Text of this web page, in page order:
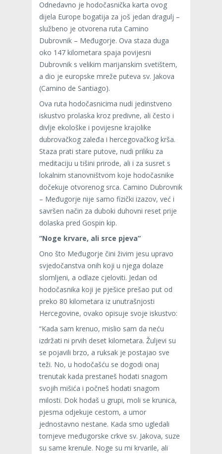
Odnedavno je hodočasnička karta ovog
dijela Europe bogatija za još jedan dragulj –
službeno je otvorena ruta Camino
Dubrovnik – Međugorje. Ova staza duga
oko 147 kilometara spaja povijesni
Dubrovnik s velikim marijanskim svetištem,
a dio je europske mreže puteva sv. Jakova
(Camino de Santiago).
Ova ruta hodočasnicima nudi jedinstveno
iskustvo prolaska kroz predivne, ali često i
divlje ekološke i povijesne krajolike
dubrovačkog zaleđa i hercegovačkog krša.
Staza prati stare putove, nudi priliku za
meditaciju u tišini prirode, ali i za susret s
lokalnim stanovništvom koje hodočasnike
dočekuje otvorenog srca. Camino Dubrovnik
– Međugorje nije samo fizički izazov, već i
savršen način za duboki duhovni reset prije
dolaska pred Gospin kip.
“Noge krvare, ali srce pjeva”
Ono što Međugorje čini živim jesu upravo
svjedočanstva onih koji u njega dolaze
slomljeni, a odlaze cjeloviti. Jedan od
hodočasnika koji je pješice prešao put od
preko 80 kilometara iz unutrašnjosti
Hercegovine, ovako opisuje svoje iskustvo:
“Kada sam krenuo, mislio sam da neću
izdržati ni prvih deset kilometara. Žuljevi su
se pojavili brzo, a ruksak je postajao sve
teži. No, u hodočašću se dogodi onaj
trenutak kada prestaneš hodati snagom
svojih mišića i počneš hodati snagom
milosti. Dok hodaš u grupi, moli se krunica,
pjesma odjekuje cestom, a umor
jednostavno nestane. Kada smo ugledali
tornjeve međugorske crkve sv. Jakova, suze
su same krenule. Noge su mi krvarile, ali